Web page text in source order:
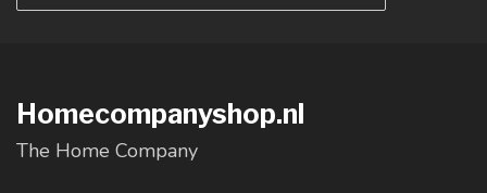
Homecompanyshop.nl
The Home Company